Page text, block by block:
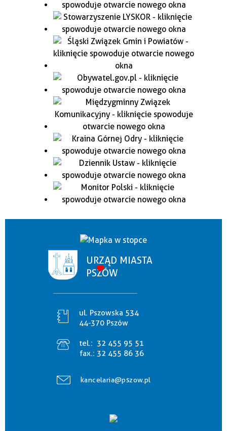
URZĄD MIASTA
PSZÓW
ul. Pszowska 534
44-370 Pszów
tel.: 32 455 95 51
fax.: 32 455 86 36
kancelaria@pszow.pl